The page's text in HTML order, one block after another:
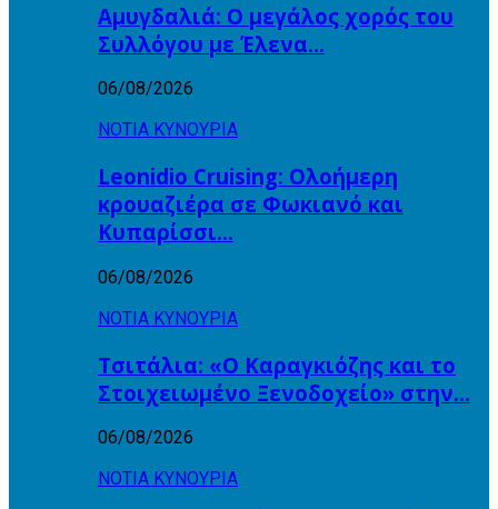
Αμυγδαλιά: Ο μεγάλος χορός του
Συλλόγου με Έλενα…
06/08/2026
ΝΟΤΙΑ ΚΥΝΟΥΡΙΑ
Leonidio Cruising: Ολοήμερη
κρουαζιέρα σε Φωκιανό και
Κυπαρίσσι…
06/08/2026
ΝΟΤΙΑ ΚΥΝΟΥΡΙΑ
Τσιτάλια: «Ο Καραγκιόζης και το
Στοιχειωμένο Ξενοδοχείο» στην…
06/08/2026
ΝΟΤΙΑ ΚΥΝΟΥΡΙΑ